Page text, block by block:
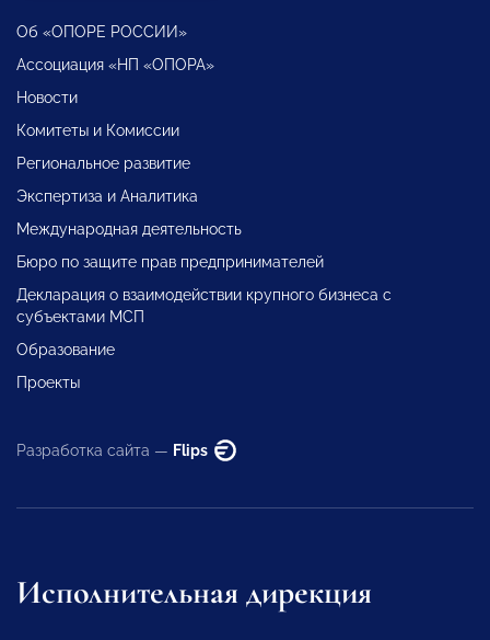
Об «ОПОРЕ РОССИИ»
Ассоциация «НП «ОПОРА»
Новости
Комитеты и Комиссии
Региональное развитие
Экспертиза и Аналитика
Международная деятельность
Бюро по защите прав предпринимателей
Декларация о взаимодействии крупного бизнеса с
субъектами МСП
Образование
Проекты
Разработка сайта — Flips
Исполнительная дирекция